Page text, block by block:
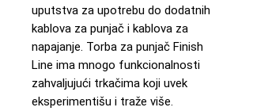
uputstva za upotrebu do dodatnih
kablova za punjač i kablova za
napajanje. Torba za punjač Finish
Line ima mnogo funkcionalnosti
zahvaljujući trkačima koji uvek
eksperimentišu i traže više.